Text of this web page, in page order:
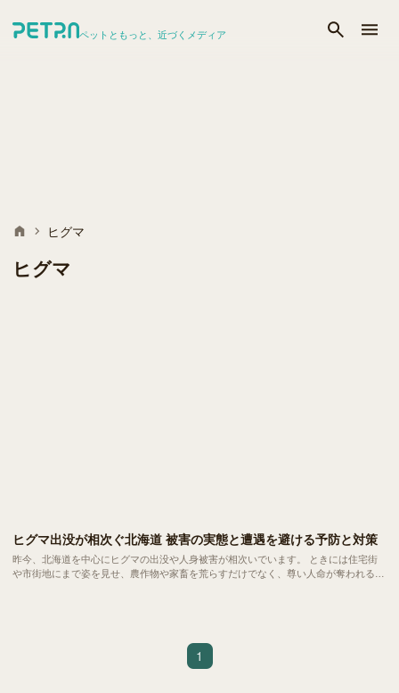
ペットともっと、近づくメディア
ヒグマ
ヒグマ
ヒグマ出没が相次ぐ北海道 被害の実態と遭遇を避ける予防と対策
昨今、北海道を中心にヒグマの出没や人身被害が相次いでいます。 ときには住宅街
や市街地にまで姿を見せ、農作物や家畜を荒らすだけでなく、尊い人命が奪われるケ
1